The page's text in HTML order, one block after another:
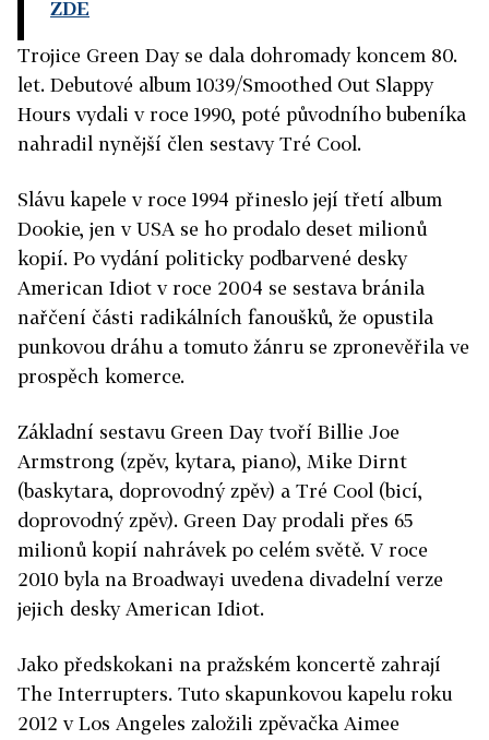
ZDE
Trojice Green Day se dala dohromady koncem 80.
let. Debutové album 1039/Smoothed Out Slappy
Hours vydali v roce 1990, poté původního bubeníka
nahradil nynější člen sestavy Tré Cool.
Slávu kapele v roce 1994 přineslo její třetí album
Dookie, jen v USA se ho prodalo deset milionů
kopií. Po vydání politicky podbarvené desky
American Idiot v roce 2004 se sestava bránila
nařčení části radikálních fanoušků, že opustila
punkovou dráhu a tomuto žánru se zpronevěřila ve
prospěch komerce.
Základní sestavu Green Day tvoří Billie Joe
Armstrong (zpěv, kytara, piano), Mike Dirnt
(baskytara, doprovodný zpěv) a Tré Cool (bicí,
doprovodný zpěv). Green Day prodali přes 65
milionů kopií nahrávek po celém světě. V roce
2010 byla na Broadwayi uvedena divadelní verze
jejich desky American Idiot.
Jako předskokani na pražském koncertě zahrají
The Interrupters. Tuto skapunkovou kapelu roku
2012 v Los Angeles založili zpěvačka Aimee